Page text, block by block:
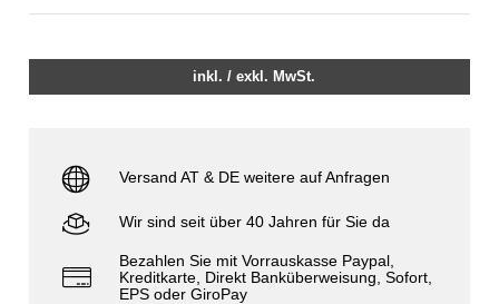
inkl. / exkl. MwSt.
Versand AT & DE weitere auf Anfragen
Wir sind seit über 40 Jahren für Sie da
Bezahlen Sie mit Vorrauskasse Paypal,
Kreditkarte, Direkt Banküberweisung, Sofort,
EPS oder GiroPay